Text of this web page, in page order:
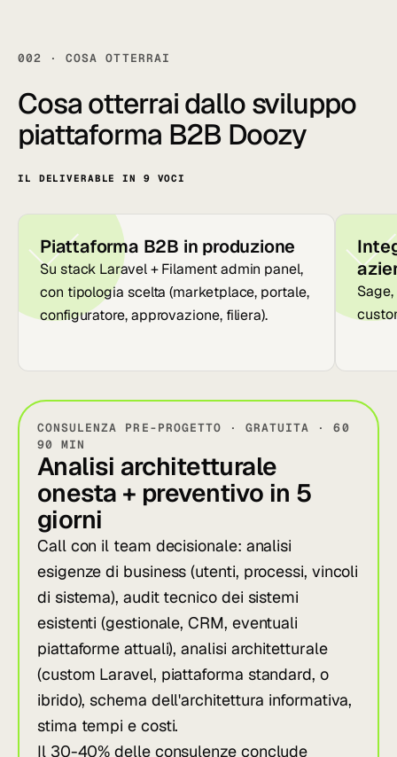
002 · COSA OTTERRAI
Cosa otterrai dallo sviluppo
piattaforma B2B Doozy
IL DELIVERABLE IN 9 VOCI
Piattaforma B2B in produzione
Su stack Laravel + Filament admin panel,
con tipologia scelta (marketplace, portale,
configuratore, approvazione, filiera).
CONSULENZA PRE-PROGETTO · GRATUITA · 60
90 MIN
Analisi architetturale
onesta + preventivo in 5
giorni
Call con il team decisionale: analisi
esigenze di business (utenti, processi, vincoli
di sistema), audit tecnico dei sistemi
esistenti (gestionale, CRM, eventuali
piattaforme attuali), analisi architetturale
(custom Laravel, piattaforma standard, o
ibrido), schema dell'architettura informativa,
stima tempi e costi.
Il 30-40% delle consulenze conclude